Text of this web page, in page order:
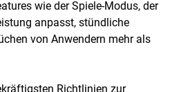
wie der Spiele-Modus, der
anpasst, stündliche
von Anwendern mehr als
Richtlinien zur